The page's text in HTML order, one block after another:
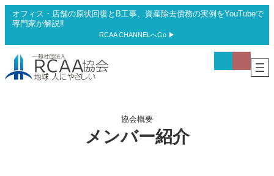
容
ス
プ
オフィス・店舗の原状回復とB工事、資産除去債務の実例をYouTubeで
専門家が解説‼
RCAA CHANNELへGo ▶
コ
コ
協会概要
メンバー紹介